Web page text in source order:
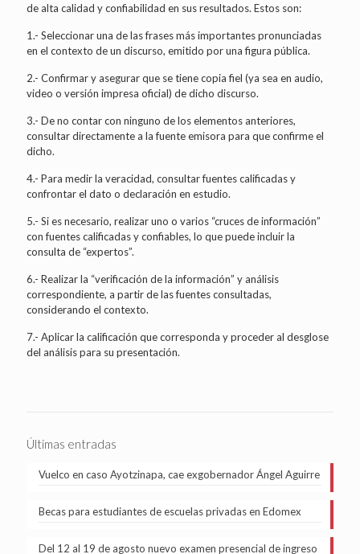
de alta calidad y confiabilidad en sus resultados. Estos son:
1.- Seleccionar una de las frases más importantes pronunciadas
en el contexto de un discurso, emitido por una figura pública.
2.- Confirmar y asegurar que se tiene copia fiel (ya sea en audio,
video o versión impresa oficial) de dicho discurso.
3.- De no contar con ninguno de los elementos anteriores,
consultar directamente a la fuente emisora para que confirme el
dicho.
4.- Para medir la veracidad, consultar fuentes calificadas y
confrontar el dato o declaración en estudio.
5.- Si es necesario, realizar uno o varios “cruces de información”
con fuentes calificadas y confiables, lo que puede incluir la
consulta de “expertos”.
6.- Realizar la “verificación de la información” y análisis
correspondiente, a partir de las fuentes consultadas,
considerando el contexto.
7.- Aplicar la calificación que corresponda y proceder al desglose
del análisis para su presentación.
Últimas entradas
Vuelco en caso Ayotzinapa, cae exgobernador Ángel Aguirre
Becas para estudiantes de escuelas privadas en Edomex
Del 12 al 19 de agosto nuevo examen presencial de ingreso